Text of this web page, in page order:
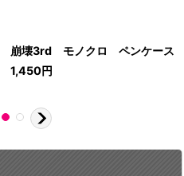
崩壊3rd モノクロ ペンケース
1,450円